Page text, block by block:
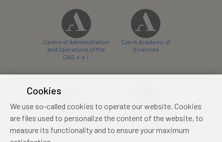
Centre of Administration
and Operations of the
CAS, v. v. i.
Czech Academy of
Sciences
conference centre
konferenční centrum
Cookies
We use so-called cookies to operate our website. Cookies
are files used to personalize the content of the website, to
measure its functionality and to ensure your maximum